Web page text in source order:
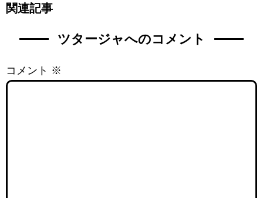
関連記事
ツタージャへのコメント
コメント ※